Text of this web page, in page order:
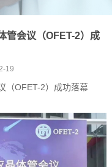
管会议（OFET-2）成
19
（OFET-2）成功落幕